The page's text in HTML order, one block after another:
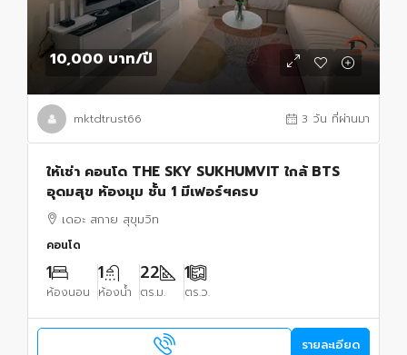
10,000 บาท/ปี
mktdtrust66 3 วัน ที่ผ่านมา
ให้เช่า คอนโด THE SKY SUKHUMVIT ใกล้ BTS
อุดมสุข ห้องมุม ชั้น 1 มีเฟอร์ฯครบ
เดอะ สกาย สุขุมวิท
คอนโด
1
ห้องนอน
1
ห้องน้ำ
22
ตร.ม.
1
ตร.ว.
รายละเอียด